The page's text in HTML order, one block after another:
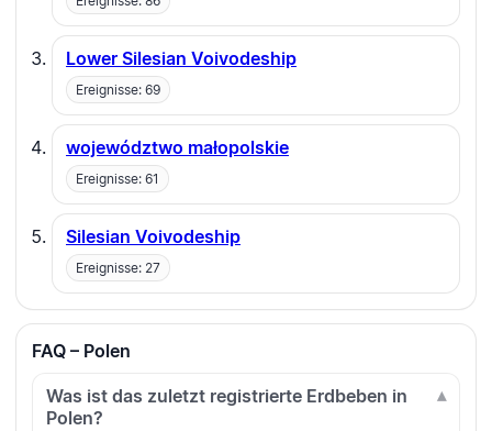
Lower Silesian Voivodeship
Ereignisse: 69
województwo małopolskie
Ereignisse: 61
Silesian Voivodeship
Ereignisse: 27
FAQ – Polen
Was ist das zuletzt registrierte Erdbeben in
Polen?